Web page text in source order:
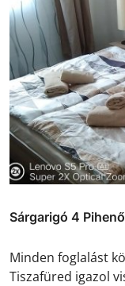
Sárgarigó 4
Minden foglalást
Tiszafüred igazol